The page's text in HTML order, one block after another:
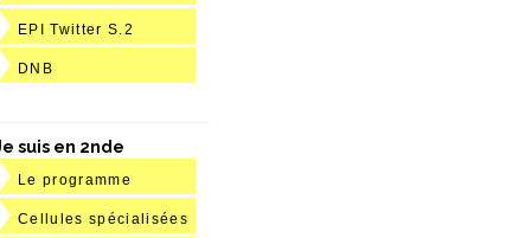
EPI Twitter S.2
DNB
suis en 2nde
Le programme
Cellules spécialisées